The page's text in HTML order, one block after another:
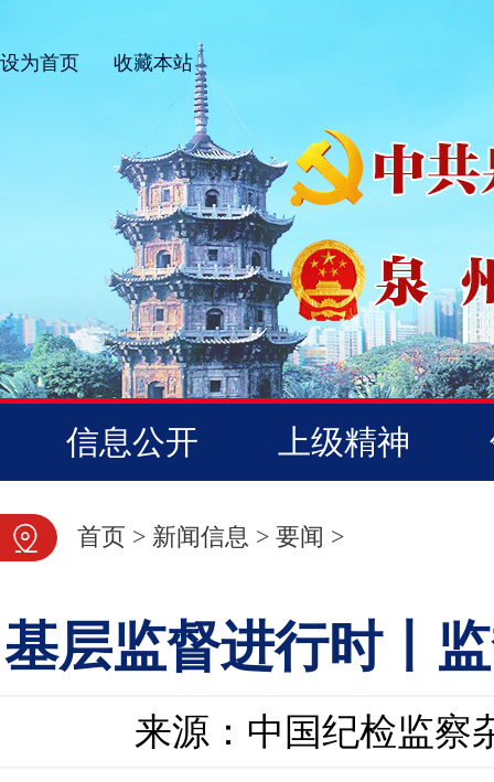
设为首页 收藏本站
信息公开 上级精神
首页 > 新闻信息 > 要闻 >
基层监督进行时丨
来源：中国纪检监察